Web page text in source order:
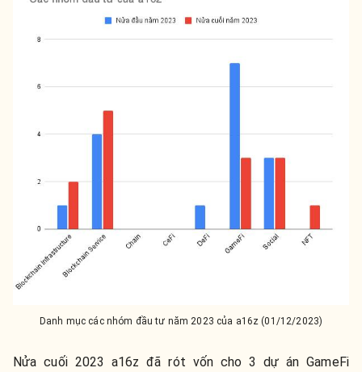
Danh mục các nhóm đầu tư năm 2023 của a16z (01/12/2023)
Nửa cuối 2023 a16z đã rót vốn cho 3 dự án GameFi